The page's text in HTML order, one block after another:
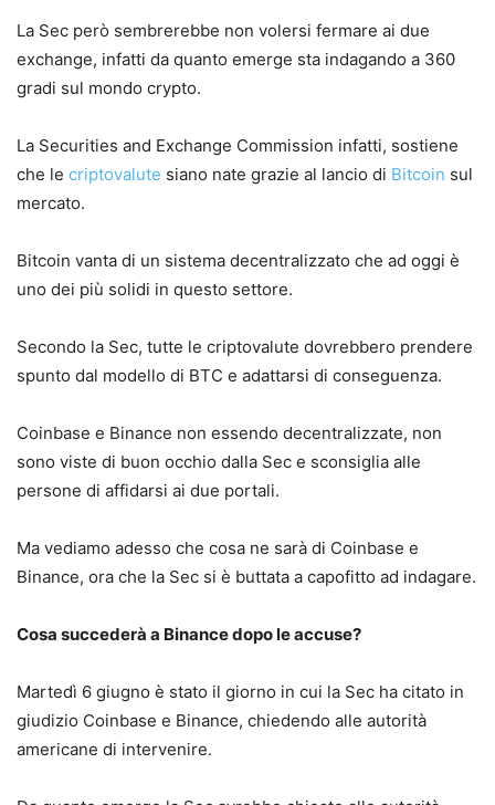
La Sec però sembrerebbe non volersi fermare ai due
exchange, infatti da quanto emerge sta indagando a 360
gradi sul mondo crypto.
La Securities and Exchange Commission infatti, sostiene
che le criptovalute siano nate grazie al lancio di Bitcoin sul
mercato.
Bitcoin vanta di un sistema decentralizzato che ad oggi è
uno dei più solidi in questo settore.
Secondo la Sec, tutte le criptovalute dovrebbero prendere
spunto dal modello di BTC e adattarsi di conseguenza.
Coinbase e Binance non essendo decentralizzate, non
sono viste di buon occhio dalla Sec e sconsiglia alle
persone di affidarsi ai due portali.
Ma vediamo adesso che cosa ne sarà di Coinbase e
Binance, ora che la Sec si è buttata a capofitto ad indagare.
Cosa succederà a Binance dopo le accuse?
Martedì 6 giugno è stato il giorno in cui la Sec ha citato in
giudizio Coinbase e Binance, chiedendo alle autorità
americane di intervenire.